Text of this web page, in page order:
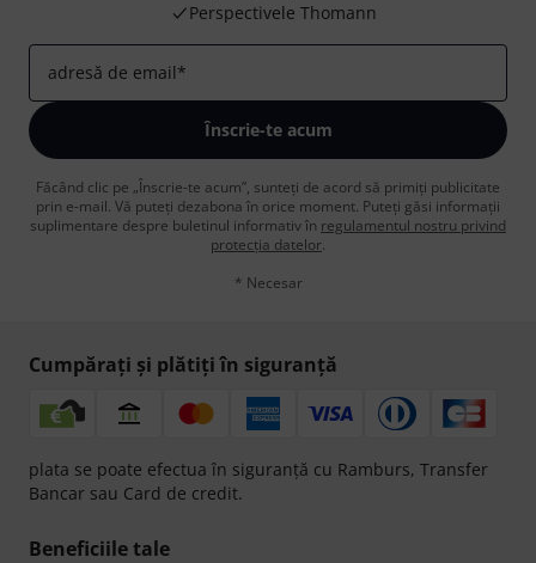
Perspectivele Thomann
adresă de email*
Înscrie-te acum
Făcând clic pe „Înscrie-te acum”, sunteți de acord să primiți publicitate
prin e-mail. Vă puteți dezabona în orice moment. Puteți găsi informații
suplimentare despre buletinul informativ în regulamentul nostru privind
protecția datelor.
* Necesar
Cumpărați și plătiți în siguranță
plata se poate efectua în siguranță cu Ramburs, Transfer
Bancar sau Card de credit.
Beneficiile tale